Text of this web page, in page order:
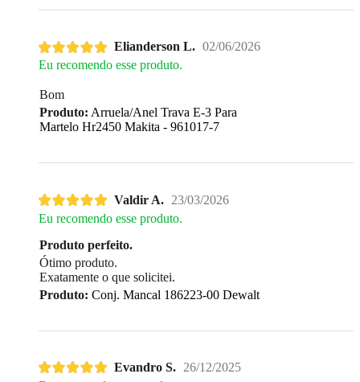
Elianderson L. 02/06/2026
Eu recomendo esse produto.
Bom
Produto: Arruela/Anel Trava E-3 Para
Martelo Hr2450 Makita - 961017-7
Valdir A. 23/03/2026
Eu recomendo esse produto.
Produto perfeito.
Ótimo produto.
Exatamente o que solicitei.
Produto: Conj. Mancal 186223-00 Dewalt
Evandro S. 26/12/2025